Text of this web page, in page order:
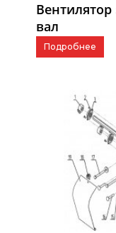
Вентилятор
вал
Подробнее